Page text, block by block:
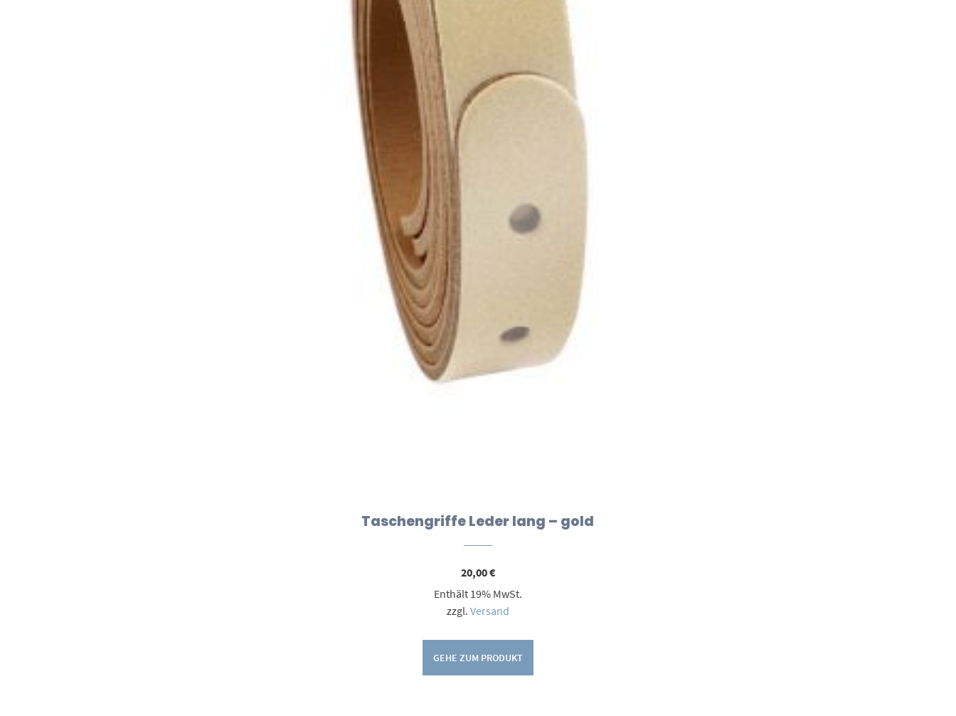
Taschengriffe Leder lang – gold
20,00€
Enthält 19% MwSt.
zzgl. Versand
GEHE ZUM PRODUKT